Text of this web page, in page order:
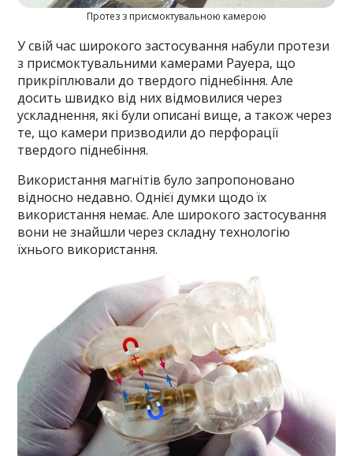
Протез з присмоктувальною камерою
У свій час широкого застосування набули протези
з присмоктувальними камерами Рауера, що
прикріплювали до твердого піднебіння. Але
досить швидко від них відмовилися через
ускладнення, які були описані вище, а також через
те, що камери призводили до перфорації
твердого піднебіння.
Використання магнітів було запропоновано
відносно недавно. Однієї думки щодо їх
використання немає. Але широкого застосування
вони не знайшли через складну технологію
їхнього використання.